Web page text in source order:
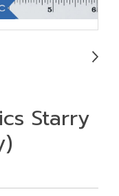
Starry